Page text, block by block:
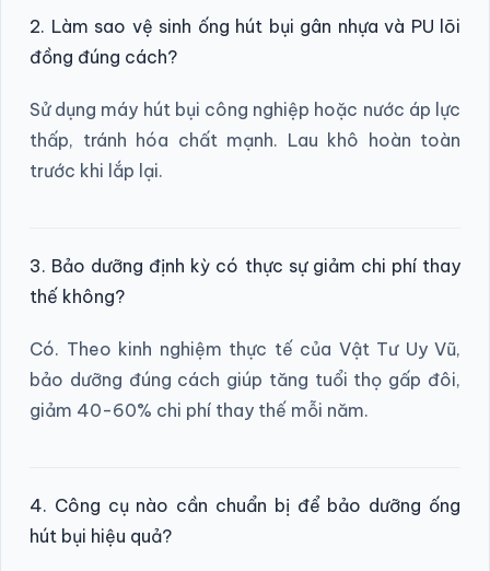
2. Làm sao vệ sinh ống hút bụi gân nhựa và PU lõi
đồng đúng cách?
Sử dụng máy hút bụi công nghiệp hoặc nước áp lực
thấp, tránh hóa chất mạnh. Lau khô hoàn toàn
trước khi lắp lại.
3. Bảo dưỡng định kỳ có thực sự giảm chi phí thay
thế không?
Có. Theo kinh nghiệm thực tế của Vật Tư Uy Vũ,
bảo dưỡng đúng cách giúp tăng tuổi thọ gấp đôi,
giảm 40-60% chi phí thay thế mỗi năm.
4. Công cụ nào cần chuẩn bị để bảo dưỡng ống
hút bụi hiệu quả?